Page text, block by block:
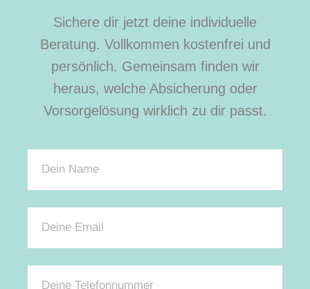
Sichere dir jetzt deine individuelle
Beratung. Vollkommen kostenfrei und
persönlich. Gemeinsam finden wir
heraus, welche Absicherung oder
Vorsorgelösung wirklich zu dir passt.